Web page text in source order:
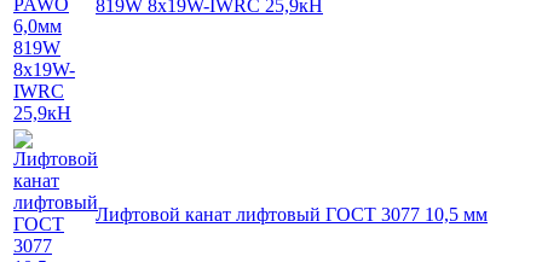
819W 8х19W-IWRC 25,9кН
Лифтовой канат лифтовый ГОСТ 3077 10,5 мм